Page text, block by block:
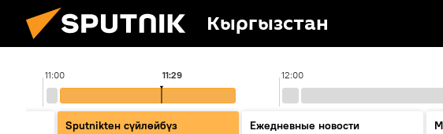
Кыргызстан
11:00 12:00
11:29
Sputnikteн сүйлөйбүз
Ежедневные новости